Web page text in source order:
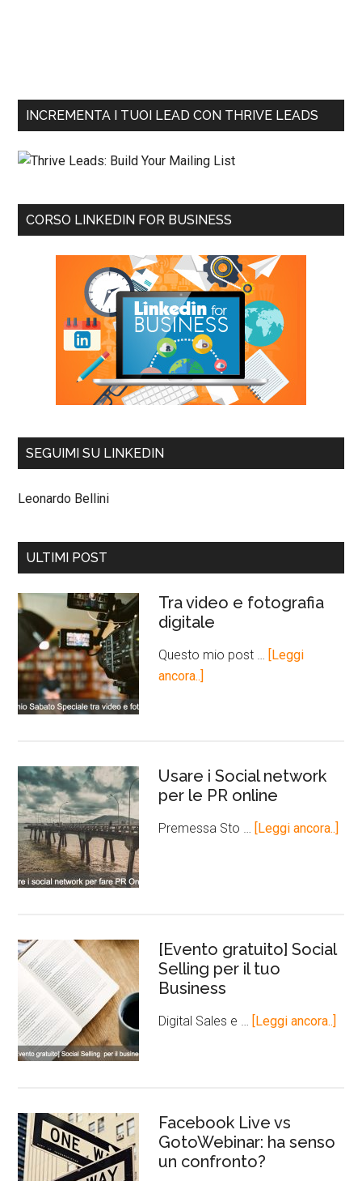
INCREMENTA I TUOI LEAD CON THRIVE LEADS
CORSO LINKEDIN FOR BUSINESS
SEGUIMI SU LINKEDIN
Leonardo Bellini
ULTIMI POST
Tra video e fotografia
digitale
Questo mio post … [Leggi
ancora..]
Usare i Social network
per le PR online
Premessa Sto … [Leggi ancora..]
[Evento gratuito] Social
Selling per il tuo
Business
Digital Sales e … [Leggi ancora..]
Facebook Live vs
GotoWebinar: ha senso
un confronto?